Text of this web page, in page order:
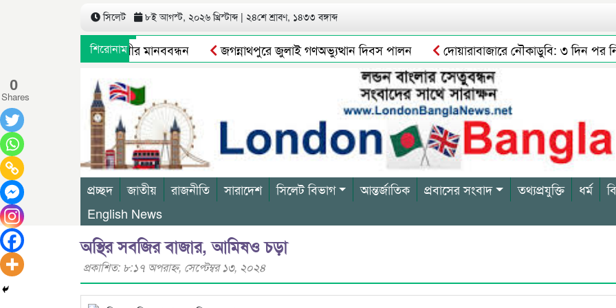
সিলেট ৮ই আগস্ট, ২০২৬ খ্রিস্টাব্দ | ২৪শে শ্রাবণ, ১৪৩৩ বঙ্গাব্দ
শিরোনাম
বিরুদ্ধে গ্রামবাসীর মানববন্ধন জগন্নাথপুরে জুলাই গণঅভ্যুত্থান দিবস পালন দোয়ারাবাজারে নৌকাডুবি: ৩ দিন পর
সিলেটে নিষিদ্ধ ছাত্রলীগের অর্ধশত নেতাকর্মীর বি/রু/দ্ধে মা/ম/লা
প্রচ্ছদ জাতীয় রাজনীতি সারাদেশ সিলেট বিভাগ আন্তর্জাতিক প্রবাসের সংবাদ তথ্যপ্রযুক্তি ধর্ম
English News
অস্থির সবজির বাজার, আমিষও চড়া
প্রকাশিত: ৮:১৭ অপরাহ্ণ, সেপ্টেম্বর ১৩, ২০২৪
0
Shares